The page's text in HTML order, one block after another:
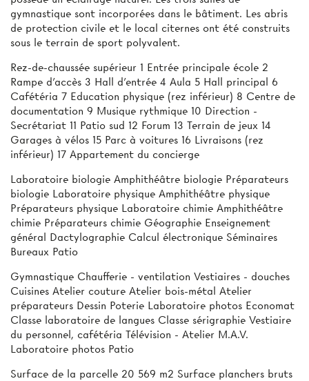
gymnastique sont incorporées dans le bâtiment. Les abris
de protection civile et le local citernes ont été construits
sous le terrain de sport polyvalent.
Rez-de-chaussée supérieur 1 Entrée principale école 2
Rampe d'accès 3 Hall d'entrée 4 Aula 5 Hall principal 6
Cafétéria 7 Education physique (rez inférieur) 8 Centre de
documentation 9 Musique rythmique 10 Direction -
Secrétariat 11 Patio sud 12 Forum 13 Terrain de jeux 14
Garages à vélos 15 Parc à voitures 16 Livraisons (rez
inférieur) 17 Appartement du concierge
Laboratoire biologie Amphithéâtre biologie Préparateurs
biologie Laboratoire physique Amphithéâtre physique
Préparateurs physique Laboratoire chimie Amphithéâtre
chimie Préparateurs chimie Géographie Enseignement
général Dactylographie Calcul électronique Séminaires
Bureaux Patio
Gymnastique Chaufferie - ventilation Vestiaires - douches
Cuisines Atelier couture Atelier bois-métal Atelier
préparateurs Dessin Poterie Laboratoire photos Economat
Classe laboratoire de langues Classe sérigraphie Vestiaire
du personnel, cafétéria Télévision - Atelier M.A.V.
Laboratoire photos Patio
Surface de la parcelle 20 569 m2 Surface planchers bruts